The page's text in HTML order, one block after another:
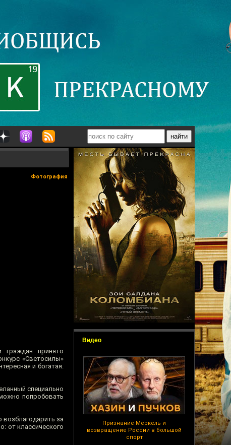
Видео
Признание Меркель и
возвращение России в большой
спорт
Фотография
принято
«Светосилы»
и богатая.
специально
попробовать
за
от классического